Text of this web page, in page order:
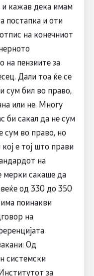
кажав дека имам
постапка и оти
на конечниот
на пензиите за
Дали тоа ќе се
сум бил во право,
или не. Многу
би сакал да не сум
сум во право, но
е тој што прави
на
мерки сакаше да
од 330 до 350
има поинакви
на
Од
системски
за